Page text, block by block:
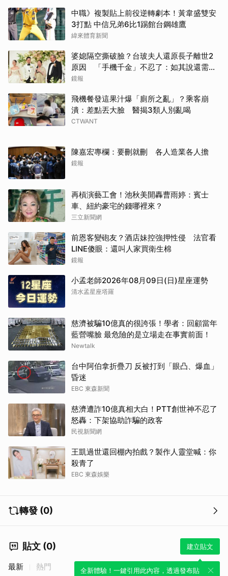
中職》複製貼上前役逆轉劇本！黃韋盛雙安
3打點 中信兄弟6比1踢館台鋼雄鷹
緯來體育新聞
婆媳隔空撕破臉？台玻夫人還原長子離世2
原因 「手機千金」不忍了：如其說還需要
離開嗎？
鏡報
飛機餐發這果汁爆「廁所之亂」？乘客崩
潰：差點丟大臉 醫揭3類人別亂喝
CTWANT
陳嘉宏專欄：要刪就刪 各人造業各人擔
鏡報
再槓演藝工會！池秋美開轟曹雨婷：賓士
車、紐約豪宅的錢哪裡來？
三立新聞網
前恩客變砲友？酒店妹控強押性侵 法官看
LINE傻眼：還叫人家買衛生棉
鏡報
小孟老師2026年08月09日(日)星座運勢
清水孟星座塔羅
慈濟被騙10億真的很誇張！學者：回顧當年
藍營嘴臉 最危險的是立場走在事實前面！
Newtalk
台中阿伯拿折疊刀 反被打到「眼凸、爆血」
昏迷
EBC 東森新聞
慈濟遭詐10億真相大白！PTT創世神不忍了
怒轟：下架協助詐騙的政客
民視新聞網
王凱過世還回棚內拍戲？製作人靈堂喊：你
殺青了
EBC 東森娛樂
轉發 (0)
貼文 (0) 建立貼文
全新體驗！一鍵引用此內容，透過發布貼
最新 熱門